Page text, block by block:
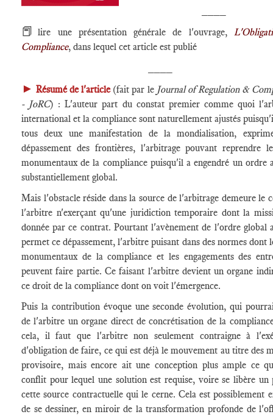
📕lire une présentation générale de l'ouvrage,
Compliance, dans lequel cet article est publié
►Résumé de l'article(fait par le Journal of Regulation &
- JoRC) : L'auteur part du constat premier comme quoi
international et la compliance sont naturellement ajustés
tous deux une manifestation de la mondialisation,
dépassement des frontières, l'arbitrage pouvant reprendre
monumentaux de la compliance puisqu'il a engendré un ordre
substantiellement global.
Mais l'obstacle réside dans la source de l'arbitrage demeure le
l'arbitre n'exerçant qu'une juridiction temporaire dont la
donnée par ce contrat. Pourtant l'avènement de l'ordre global
permet ce dépassement, l'arbitre puisant dans des normes dont
monumentaux de la compliance et les engagements des
peuvent faire partie. Ce faisant l'arbitre devient un organe
ce droit de la compliance dont on voit l'émergence.
Puis la contribution évoque une seconde évolution, qui
de l'arbitre un organe direct de concrétisation de la
cela, il faut que l'arbitre non seulement contraigne à
d'obligation de faire, ce qui est déjà le mouvement au titre des
provisoire, mais encore ait une conception plus ample ce
conflit pour lequel une solution est requise, voire se libère un
cette source contractuelle qui le cerne. Cela est possiblement
de se dessiner, en miroir de la transformation profonde de